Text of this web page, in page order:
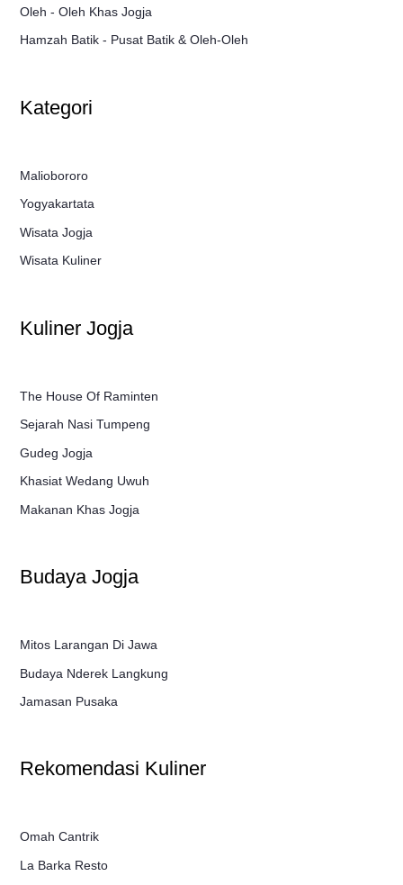
Oleh - Oleh Khas Jogja
Hamzah Batik - Pusat Batik & Oleh-Oleh
Kategori
Maliobororo
Yogyakartata
Wisata Jogja
Wisata Kuliner
Kuliner Jogja
The House Of Raminten
Sejarah Nasi Tumpeng
Gudeg Jogja
Khasiat Wedang Uwuh
Makanan Khas Jogja
Budaya Jogja
Mitos Larangan Di Jawa
Budaya Nderek Langkung
Jamasan Pusaka
Rekomendasi Kuliner
Omah Cantrik
La Barka Resto